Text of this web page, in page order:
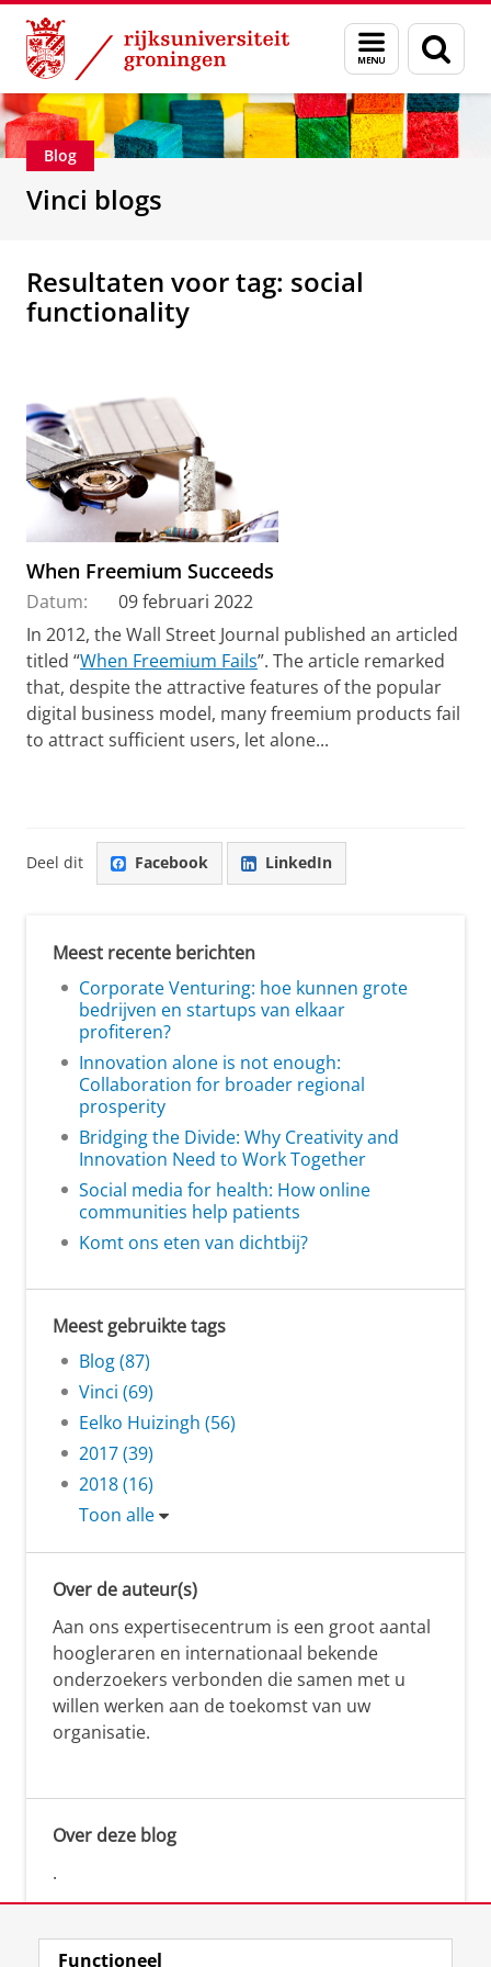
Skip
Content
Skip
Navigation
Menu
en
zoeken
Department of Innovation Management &
Blog
Vinci blogs
Resultaten voor tag: social
functionality
When Freemium Succeeds
Datum:
09 februari 2022
In 2012, the Wall Street Journal published an articled
titled “When Freemium Fails”. The article remarked
that, despite the attractive features of the popular
digital business model, many freemium products fail
to attract sufficient users, let alone...
Deel dit Facebook LinkedIn
Meest recente berichten
Corporate Venturing: hoe kunnen grote
bedrijven en startups van elkaar
profiteren?
Innovation alone is not enough:
Collaboration for broader regional
prosperity
Bridging the Divide: Why Creativity and
Innovation Need to Work Together
Social media for health: How online
communities help patients
Komt ons eten van dichtbij?
Meest gebruikte tags
Blog (87)
Vinci (69)
Eelko Huizingh (56)
2017 (39)
2018 (16)
Toon alle
Over de auteur(s)
Aan ons expertisecentrum is een groot aantal
hoogleraren en internationaal bekende
onderzoekers verbonden die samen met u
willen werken aan de toekomst van uw
organisatie.
Over deze blog
.
Functioneel